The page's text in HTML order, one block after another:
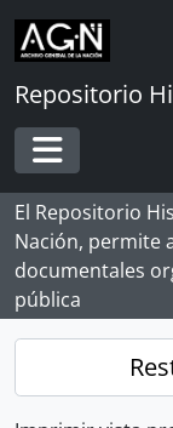
Skip to main content
Repositorio
Toggle
El Repositorio
Nación, permite
documentales
pública